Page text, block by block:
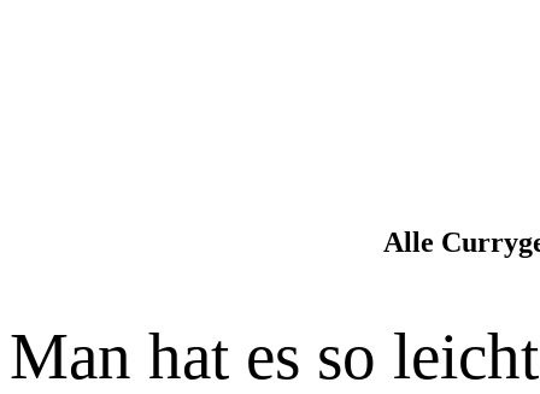
Alle
Man hat es so